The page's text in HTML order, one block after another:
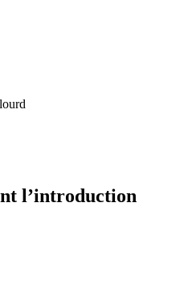
l’introduction